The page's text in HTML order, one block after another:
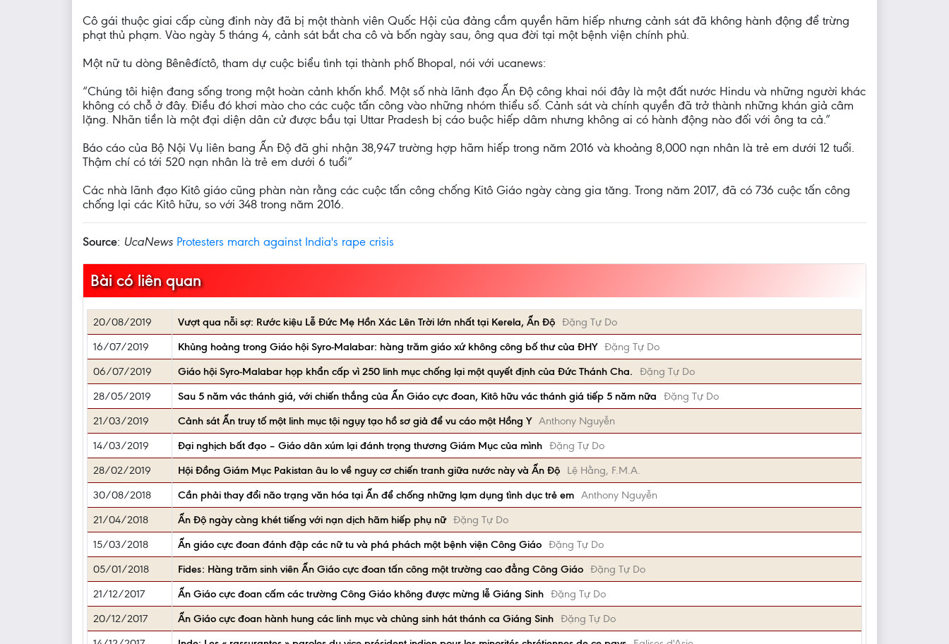
Cô gái thuộc giai cấp cùng đinh này đã bị một thành viên Quốc Hội của đảng cầm quyền hãm hiếp nhưng cảnh sát đã không hành động để trừng
phạt thủ phạm. Vào ngày 5 tháng 4, cảnh sát bắt cha cô và bốn ngày sau, ông qua đời tại một bệnh viện chính phủ.
Một nữ tu dòng Bênêđíctô, tham dự cuộc biểu tình tại thành phố Bhopal, nói với ucanews:
“Chúng tôi hiện đang sống trong một hoàn cảnh khốn khổ. Một số nhà lãnh đạo Ấn Độ công khai nói đây là một đất nước Hindu và những người khác
không có chỗ ở đây. Điều đó khơi mào cho các cuộc tấn công vào những nhóm thiểu số. Cảnh sát và chính quyền đã trở thành những khán giả câm
lặng. Nhãn tiền là một đại diện dân cử được bầu tại Uttar Pradesh bị cáo buộc hiếp dâm nhưng không ai có hành động nào đối với ông ta cả.”
Báo cáo của Bộ Nội Vụ liên bang Ấn Độ đã ghi nhận 38,947 trường hợp hãm hiếp trong năm 2016 và khoảng 8,000 nạn nhân là trẻ em dưới 12 tuổi.
Thậm chí có tới 520 nạn nhân là trẻ em dưới 6 tuổi”
Các nhà lãnh đạo Kitô giáo cũng phàn nàn rằng các cuộc tấn công chống Kitô Giáo ngày càng gia tăng. Trong năm 2017, đã có 736 cuộc tấn công
chống lại các Kitô hữu, so với 348 trong năm 2016.
Source: UcaNews Protesters march against India's rape crisis
Bài có liên quan
20/08/2019 Vượt qua nỗi sợ: Rước kiệu Lễ Đức Mẹ Hồn Xác Lên Trời lớn nhất tại Kerela, Ấn Độ Đặng Tự Do
16/07/2019
Khủng hoảng trong Giáo hội Syro-Malabar: hàng trăm giáo xứ không công bố thư của ĐHY Đặng Tự Do
06/07/2019
Giáo hội Syro-Malabar họp khẩn cấp vì 250 linh mục chống lại một quyết định của Đức Thánh Cha.
Đặng Tự Do
28/05/2019
Sau 5 năm vác thánh giá, với chiến thắng của Ấn Giáo cực đoan, Kitô hữu vác thánh giá tiếp 5 năm nữa
Đặng Tự Do
21/03/2019
Cảnh sát Ấn truy tố một linh mục tội ngụy tạo hồ sơ giả để vu cáo một Hồng Y Anthony Nguyễn
14/03/2019
Đại nghịch bất đạo – Giáo dân xúm lại đánh trọng thương Giám Mục của mình Đặng Tự Do
28/02/2019
Hội Đồng Giám Mục Pakistan âu lo về nguy cơ chiến tranh giữa nước này và Ấn Độ
Lệ Hằng, F.M.A.
30/08/2018
Cần phải thay đổi não trạng văn hóa tại Ấn để chống những lạm dụng tình dục trẻ em Anthony Nguyễn
21/04/2018
Ấn Độ ngày càng khét tiếng với nạn dịch hãm hiếp phụ nữ Đặng Tự Do
15/03/2018
Ấn giáo cực đoan đánh đập các nữ tu và phá phách một bệnh viện Công Giáo Đặng Tự Do
05/01/2018
Fides: Hàng trăm sinh viên Ấn Giáo cực đoan tấn công một trường cao đẳng Công Giáo Đặng Tự Do
21/12/2017
Ấn Giáo cực đoan cấm các trường Công Giáo không được mừng lễ Giáng Sinh Đặng Tự Do
20/12/2017
Ấn Giáo cực đoan hành hung các linh mục và chủng sinh hát thánh ca Giáng Sinh Đặng Tự Do